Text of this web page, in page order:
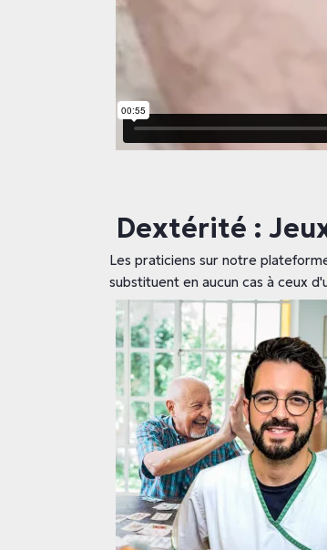
Dextérité :
Les praticiens sur notre
substituent en aucun cas à ceux